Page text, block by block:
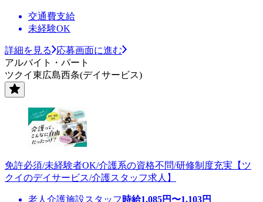
交通費支給
未経験OK
詳細を見る
応募画面に進む
アルバイト・パート
ツクイ東広島西条(デイサービス)
免許必須/未経験者OK/介護系の資格不問/研修制度充実【ツ
クイのデイサービス/介護スタッフ求人】
老人介護施設スタッフ 時給1,085円〜1,103円